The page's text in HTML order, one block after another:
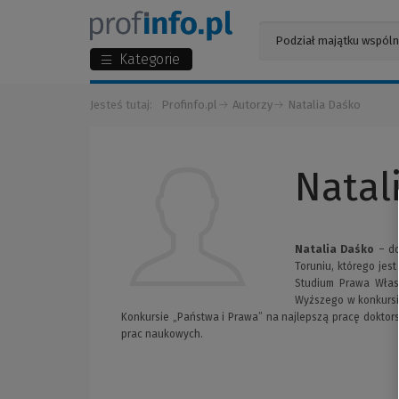
Kategorie
Jesteś tutaj: Profinfo.pl Autorzy Natalia Daśko
Natalia Daśko –
Toruniu, którego
Studium Prawa
Wyższego w
Konkursie „Państwa i Prawa” na najlepszą pracę
prac naukowych.